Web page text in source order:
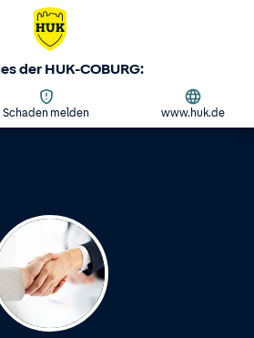
der HUK-COBURG:
Schaden melden www.huk.de